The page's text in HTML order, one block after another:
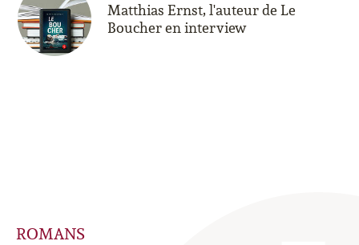
Matthias Ernst, l'auteur de Le
Boucher en interview
ROMANS